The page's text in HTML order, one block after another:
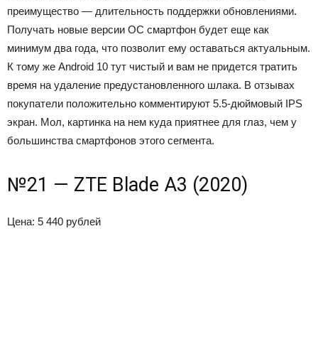
преимущество — длительность поддержки обновлениями.
Получать новые версии ОС смартфон будет еще как
минимум два года, что позволит ему оставаться актуальным.
К тому же Android 10 тут чистый и вам не придется тратить
время на удаление предустановленного шлака. В отзывах
покупатели положительно комментируют 5.5-дюймовый IPS
экран. Мол, картинка на нем куда приятнее для глаз, чем у
большинства смартфонов этого сегмента.
№21 — ZTE Blade A3 (2020)
Цена: 5 440 рублей